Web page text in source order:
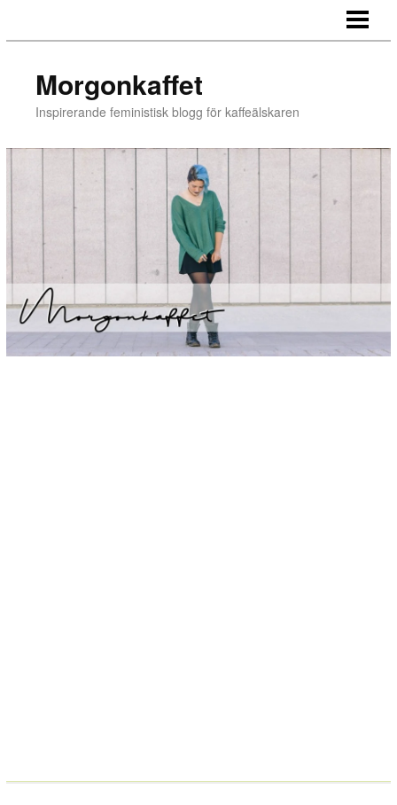
Morgonkaffet
Inspirerande feministisk blogg för kaffeälskaren